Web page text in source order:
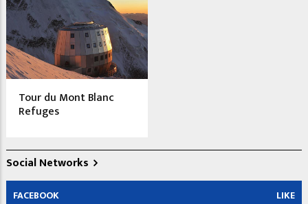
Tour du Mont Blanc
Refuges
Social Networks
FACEBOOK LIKE